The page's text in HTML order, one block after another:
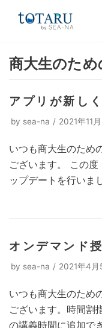
コ
ン
ス
キ
プ 商大生のための時
商大生のための時
プライバシーポリ
商大生のため
アプリが新し
by sea-na 2021年11
いつも商大生のため
ございます。 この
ップデートを行いま
オンデマンド
by sea-na 2021年4月
いつも商大生のため
ございます。時間割
の講義時間に追加で